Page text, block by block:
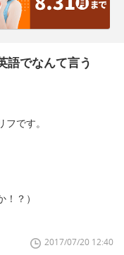
語でなんて言う
です。
？）
2017/07/20 12:40